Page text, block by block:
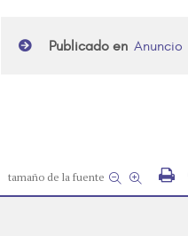
tamaño de la fuente
Publicado en Anuncio